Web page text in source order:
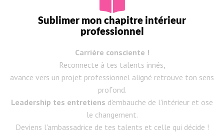
Sublimer mon chapitre intérieur
professionnel
Carrière consciente !
Reconnecte à tes talents innés,
avance vers un projet professionnel aligné retrouve ton sens
profond.
Leadership tes entretiens d'embauche de l'intérieur et ose
le changement.
Deviens l'ambassadrice de tes talents et celle qui décide !